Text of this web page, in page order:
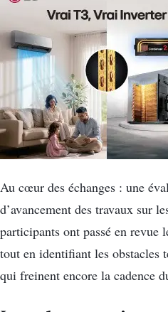
Au cœur des échanges : une
d’avancement des travaux sur
participants ont passé en revue
tout en identifiant les obstacles
qui freinent encore la cadence